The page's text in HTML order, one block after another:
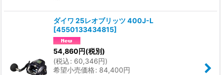
ダイワ 25レオブリッツ 400J-L
[4550133434815]
54,860円(税別)
(税込: 60,346円)
希望小売価格: 84,400円